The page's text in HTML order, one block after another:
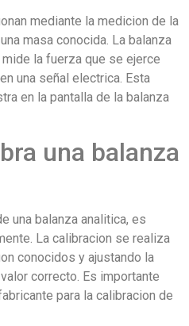
mediante la medicion de la
masa conocida. La balanza
la fuerza que se ejerce
una señal electrica. Esta
en la pantalla de la balanza
una balanza
una balanza analitica, es
La calibracion se realiza
conocidos y ajustando la
correcto. Es importante
para la calibracion de